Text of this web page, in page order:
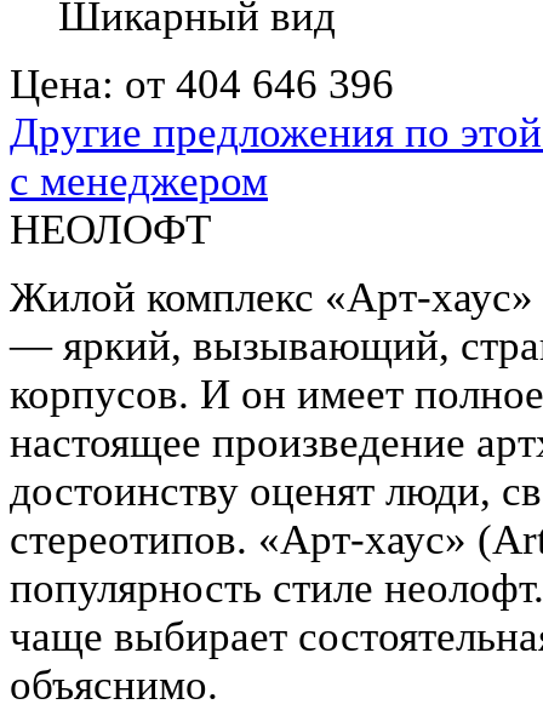
Шикарный вид
Цена: от 404 646 396
Другие предложения по
с менеджером
НЕОЛОФТ
Жилой комплекс «Арт-
— яркий, вызывающий,
корпусов. И он имеет
настоящее произведение
достоинству оценят люди,
стереотипов. «Арт-хаус»
популярность стиле
чаще выбирает
объяснимо.